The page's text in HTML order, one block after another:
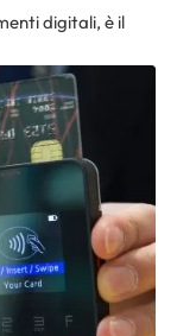
digitali, è il